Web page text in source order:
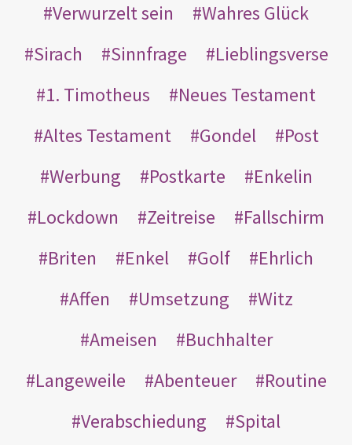
Verwurzelt sein
Wahres Glück
Sirach
Sinnfrage
Lieblingsverse
1. Timotheus
Neues Testament
Altes Testament
Gondel
Post
Werbung
Postkarte
Enkelin
Lockdown
Zeitreise
Fallschirm
Briten
Enkel Golf
Ehrlich
Affen
Umsetzung
Witz
Ameisen
Buchhalter
Langeweile
Abenteuer
Routine
Verabschiedung
Spital